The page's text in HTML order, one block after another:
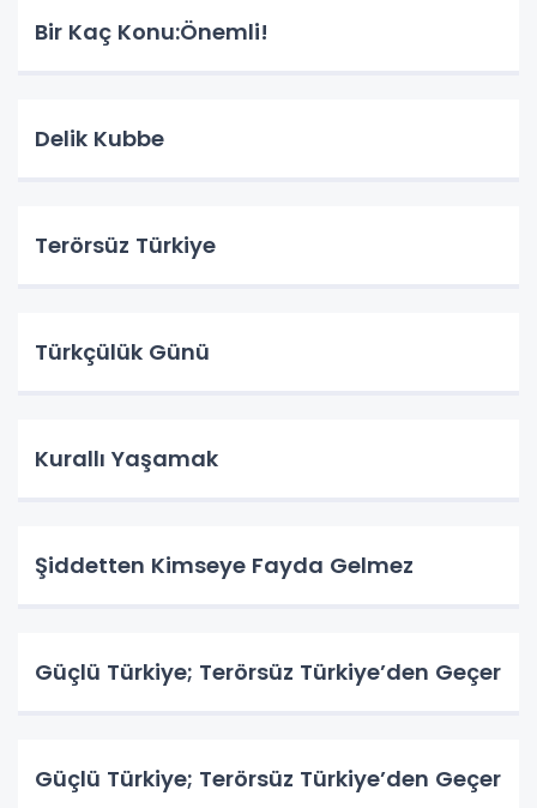
Bir Kaç Konu:Önemli!
Delik Kubbe
Terörsüz Türkiye
Türkçülük Günü
Kurallı Yaşamak
Şiddetten Kimseye Fayda Gelmez
Güçlü Türkiye; Terörsüz Türkiye’den Geçer
Güçlü Türkiye; Terörsüz Türkiye’den Geçer